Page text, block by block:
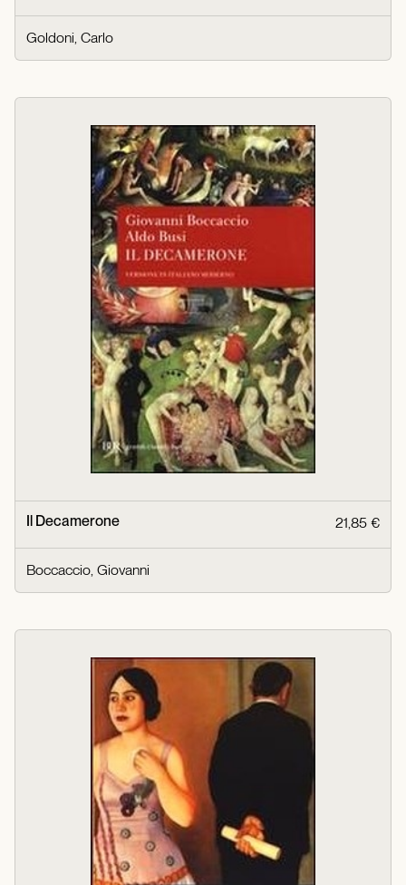
Goldoni, Carlo
Il Decamerone 21,85 €
Boccaccio, Giovanni